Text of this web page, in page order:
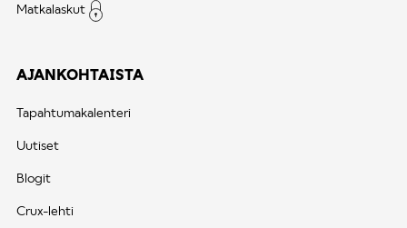
Matkalaskut
AJANKOHTAISTA
Tapahtumakalenteri
Uutiset
Blogit
Crux-lehti